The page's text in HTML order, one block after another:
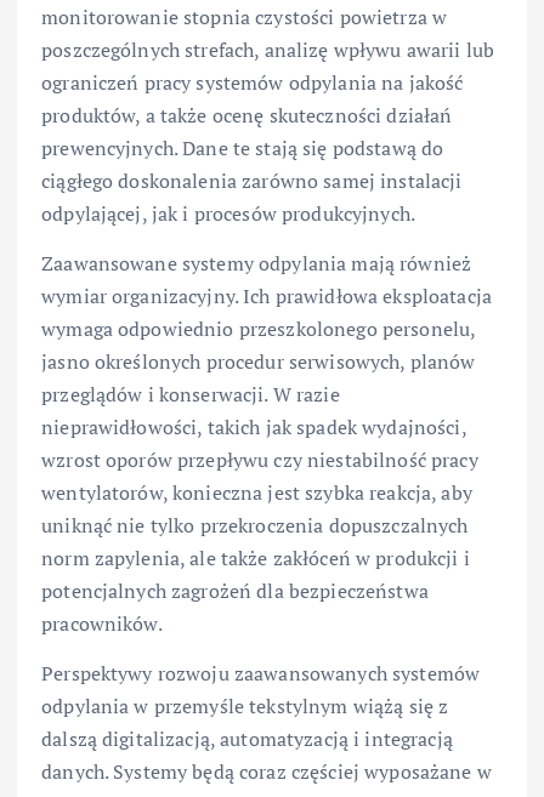
monitorowanie stopnia czystości powietrza w
poszczególnych strefach, analizę wpływu awarii lub
ograniczeń pracy systemów odpylania na jakość
produktów, a także ocenę skuteczności działań
prewencyjnych. Dane te stają się podstawą do
ciągłego doskonalenia zarówno samej instalacji
odpylającej, jak i procesów produkcyjnych.
Zaawansowane systemy odpylania mają również
wymiar organizacyjny. Ich prawidłowa eksploatacja
wymaga odpowiednio przeszkolonego personelu,
jasno określonych procedur serwisowych, planów
przeglądów i konserwacji. W razie
nieprawidłowości, takich jak spadek wydajności,
wzrost oporów przepływu czy niestabilność pracy
wentylatorów, konieczna jest szybka reakcja, aby
uniknąć nie tylko przekroczenia dopuszczalnych
norm zapylenia, ale także zakłóceń w produkcji i
potencjalnych zagrożeń dla bezpieczeństwa
pracowników.
Perspektywy rozwoju zaawansowanych systemów
odpylania w przemyśle tekstylnym wiążą się z
dalszą digitalizacją, automatyzacją i integracją
danych. Systemy będą coraz częściej wyposażane w